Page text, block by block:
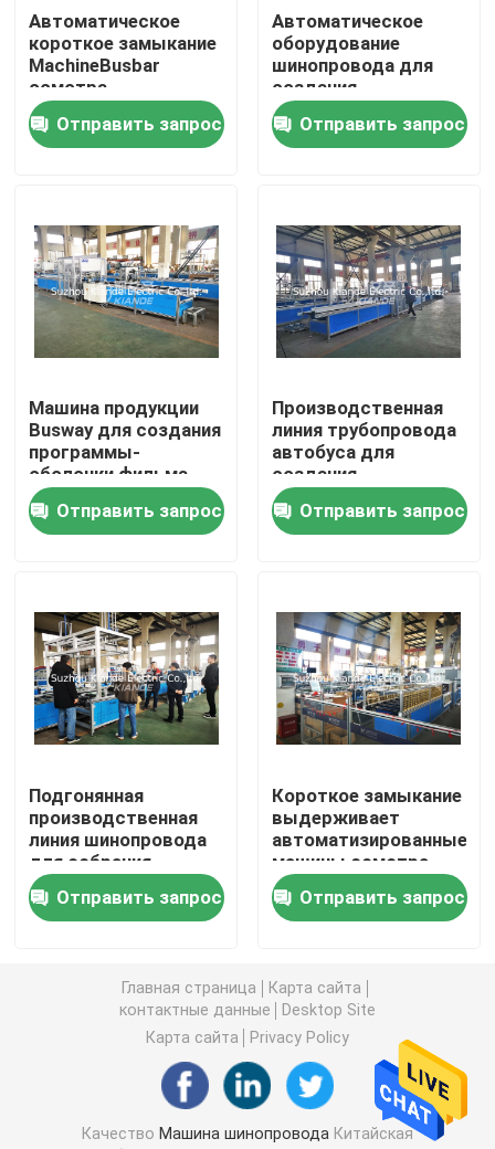
Дом
Продукты
О нас
Путешествие фабрики
Проверка качества
Свяжитесь мы
Новости
Спросите цитату
Машина обработки шинопровода
Гибочная машина шинопровода
Аксессуары шинопровода
Станок для резки алюминия
Шинопровод заклепывая машину
Машина шинопровода CNC
Машина шинопровода пробивая
Автоматическое
короткое замыкание
MachineBusbar
осмотра
выдерживает
изолированную
машину осмотра для
Отправить запрос
Автоматическое
оборудование
шинопровода для
создания
программы-
оболочки фильма
над Busbuct далеко
Отправить запрос
Машина продукции
Busway для создания
программы-
оболочки фильма
над Busbuct далеко
от пыли
Отправить запрос
Производственная
линия трубопровода
автобуса для
создания
программы-
оболочки фильма
над Busbuct далеко
Отправить запрос
Подгонянная
производственная
линия шинопровода
для собрания
приложения LV
Busway
Отправить запрос
Короткое замыкание
выдерживает
автоматизированные
машины осмотра
шинопровода
Отправить запрос
Главная страница
Карта сайта
контактные данные
Desktop Site
Карта сайта
Privacy Policy
Качество Машина шинопровода Китайская